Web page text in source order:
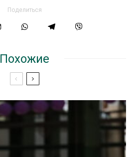
Поделиться
Похожие